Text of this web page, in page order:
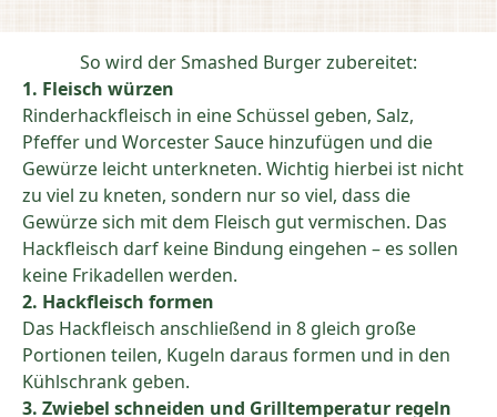
So wird der Smashed Burger zubereitet:
1. Fleisch würzen
Rinderhackfleisch in eine Schüssel geben, Salz,
Pfeffer und Worcester Sauce hinzufügen und die
Gewürze leicht unterkneten. Wichtig hierbei ist nicht
zu viel zu kneten, sondern nur so viel, dass die
Gewürze sich mit dem Fleisch gut vermischen. Das
Hackfleisch darf keine Bindung eingehen – es sollen
keine Frikadellen werden.
2. Hackfleisch formen
Das Hackfleisch anschließend in 8 gleich große
Portionen teilen, Kugeln daraus formen und in den
Kühlschrank geben.
3. Zwiebel schneiden und Grilltemperatur regeln